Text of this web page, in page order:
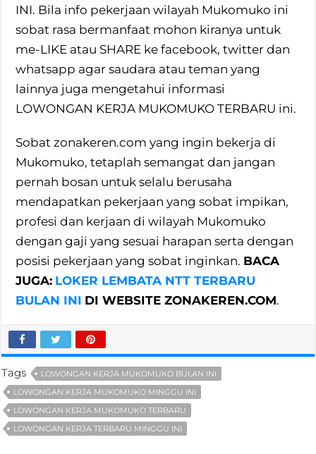
INI. Bila info pekerjaan wilayah Mukomuko ini
sobat rasa bermanfaat mohon kiranya untuk
me-LIKE atau SHARE ke facebook, twitter dan
whatsapp agar saudara atau teman yang
lainnya juga mengetahui informasi
LOWONGAN KERJA MUKOMUKO TERBARU ini.
Sobat zonakeren.com yang ingin bekerja di
Mukomuko, tetaplah semangat dan jangan
pernah bosan untuk selalu berusaha
mendapatkan pekerjaan yang sobat impikan,
profesi dan kerjaan di wilayah Mukomuko
dengan gaji yang sesuai harapan serta dengan
posisi pekerjaan yang sobat inginkan. BACA
JUGA: LOKER LEMBATA NTT TERBARU
BULAN INI DI WEBSITE ZONAKEREN.COM.
Tags
LOWONGAN KERJA MUKOMUKO BULAN INI
LOWONGAN KERJA MUKOMUKO MINGGU INI
LOWONGAN KERJA MUKOMUKO TERBARU
LOWONGAN KERJA TERBARU MINGGU INI